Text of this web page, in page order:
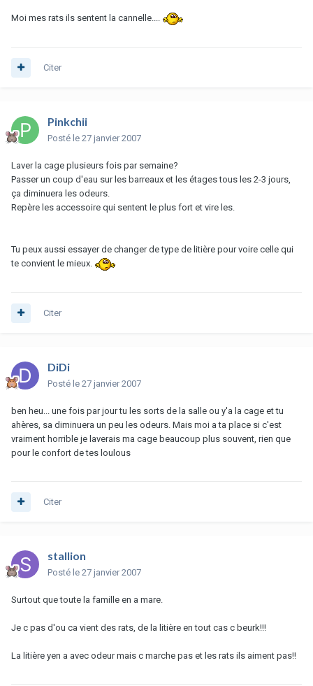
Moi mes rats ils sentent la cannelle....
Citer
Pinkchii
Posté le 27 janvier 2007
Laver la cage plusieurs fois par semaine?
Passer un coup d'eau sur les barreaux et les étages tous les 2-3 jours,
ça diminuera les odeurs.
Repère les accessoire qui sentent le plus fort et vire les.
Tu peux aussi essayer de changer de type de litière pour voire celle qui
te convient le mieux.
Citer
DiDi
Posté le 27 janvier 2007
ben heu... une fois par jour tu les sorts de la salle ou y'a la cage et tu
ahères, sa diminuera un peu les odeurs. Mais moi a ta place si c'est
vraiment horrible je laverais ma cage beaucoup plus souvent, rien que
pour le confort de tes loulous
Citer
stallion
Posté le 27 janvier 2007
Surtout que toute la famille en a mare.
Je c pas d'ou ca vient des rats, de la litière en tout cas c beurk!!!
La litière yen a avec odeur mais c marche pas et les rats ils aiment pas!!